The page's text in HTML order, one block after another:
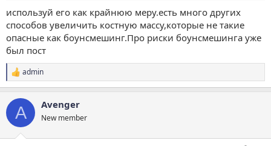
используй его как крайнюю меру.есть много других
способов увеличить костную массу,которые не такие
опасные как боунсмешинг.Про риски боунсмешинга уже
был пост
Р
е
к
и
admin
A Avenger
New member